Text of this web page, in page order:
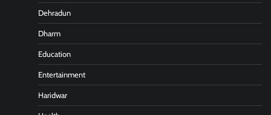
Dehradun
Dharm
Education
Entertainment
Haridwar